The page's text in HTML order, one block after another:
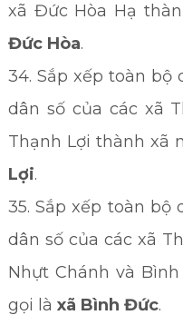
xã Đức Hòa Hạ
Đức Hòa.
34. Sắp xếp toàn
dân số của các xã
Thạnh Lợi thành xã
Lợi.
35. Sắp xếp toàn
dân số của các xã
Nhựt Chánh và
gọi là xã Bình Đức.